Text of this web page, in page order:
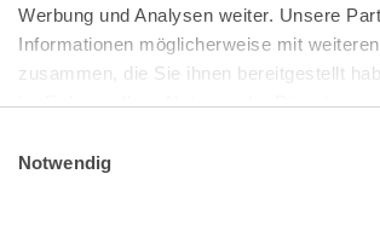
Werbung und Analysen weiter. Unsere
Informationen möglicherweise mit
zusammen, die Sie ihnen bereitgestellt
im Rahmen Ihrer Nutzung der Dienste
Impressum
Notwendig
Bundeskanzlerplatz 2
53113 Bonn
Pressemitteilungen|AGB
Impressum|Datenschutz